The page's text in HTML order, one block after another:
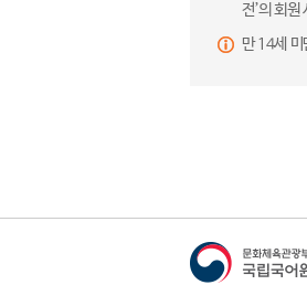
전’의 회원
만 14세 미